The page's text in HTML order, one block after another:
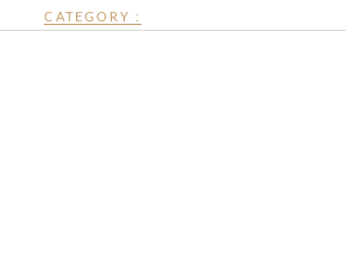
CATEGORY :